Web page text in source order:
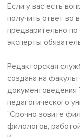
Если у вас есть
получить ответ во
предварительно по
эксперты
Редакторская
создана на
документоведения
педагогического
"Срочно зовите
филологов,